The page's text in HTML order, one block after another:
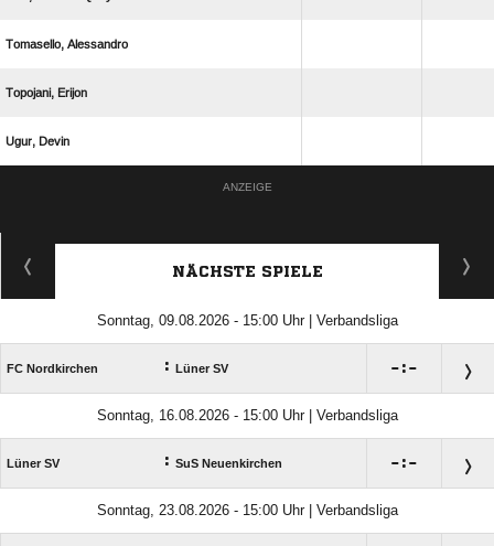
 
 
 
ANZEIGE
NÄCHSTE SPIELE
Sonntag, 09.08.2026 - 15:00 Uhr | Verbandsliga
FC Nordkirchen : Lüner SV :
Sonntag, 16.08.2026 - 15:00 Uhr | Verbandsliga
Lüner SV : SuS Neuenkirchen :
Sonntag, 23.08.2026 - 15:00 Uhr | Verbandsliga